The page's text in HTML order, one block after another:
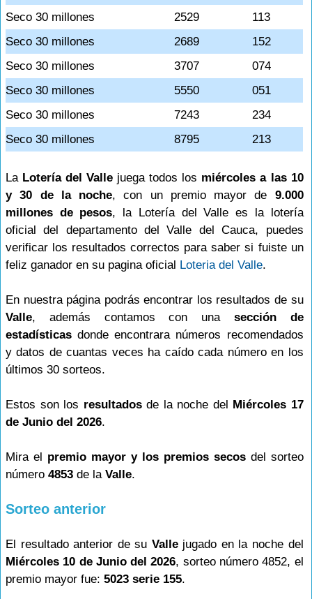
Seco 30 millones
2529
113
Seco 30 millones
2689
152
Seco 30 millones
3707
074
Seco 30 millones
5550
051
Seco 30 millones
7243
234
Seco 30 millones
8795 213
La Lotería del Valle juega todos los miércoles a las 10
y 30 de la noche, con un premio mayor de 9.000
millones de pesos, la Lotería del Valle es la lotería
oficial del departamento del Valle del Cauca, puedes
verificar los resultados correctos para saber si fuiste un
feliz ganador en su pagina oficial Loteria del Valle.
En nuestra página podrás encontrar los resultados de su
Valle, además contamos con una sección de
estadísticas donde encontrara números recomendados
y datos de cuantas veces ha caído cada número en los
últimos 30 sorteos.
Estos son los resultadosde la noche del Miércoles 17
de Junio del 2026.
Mira el premio mayor y los premios secosdel sorteo
número 4853 de la Valle.
Sorteo anterior
El resultado anterior de su Vallejugado en la noche del
Miércoles 10 de Junio del 2026, sorteo número 4852, el
premio mayor fue: 5023 serie 155.